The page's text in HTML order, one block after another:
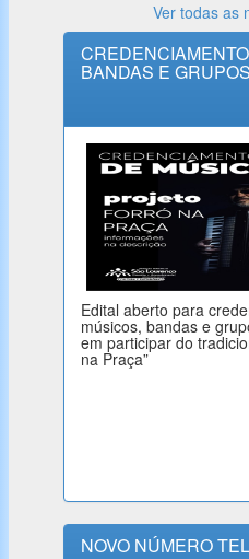
Ver todas as
BANDAS E GRUPOS
Edital aberto para
músicos, bandas e
em participar do
na Praça”
NOVO NÚMERO